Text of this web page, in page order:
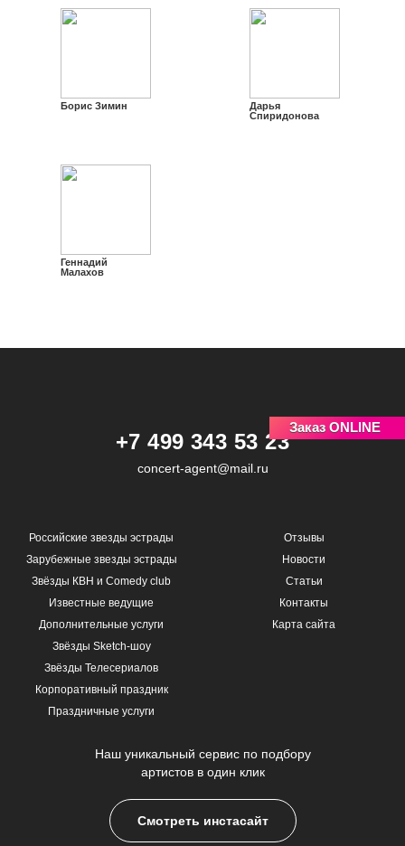
Заказ ONLINE
Борис Зимин
Дарья
Спиридонова
Геннадий
Малахов
+7 499 343 53 23
concert-agent@mail.ru
Российские звезды эстрады
Зарубежные звезды эстрады
Звёзды КВН и Comedy club
Известные ведущие
Дополнительные услуги
Звёзды Sketch-шоу
Звёзды Телесериалов
Корпоративный праздник
Праздничные услуги
Отзывы
Новости
Статьи
Контакты
Карта сайта
Наш уникальный сервис по подбору
артистов в один клик
Смотреть инстасайт